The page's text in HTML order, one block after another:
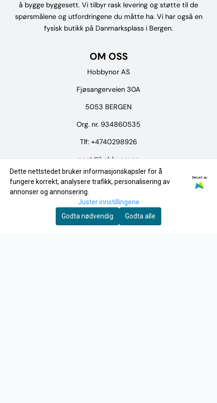
å bygge byggesett. Vi tilbyr rask levering og støtte til de
spørsmålene og utfordringene du måtte ha. Vi har også en
fysisk butikk på Danmarksplass i Bergen.
OM OSS
Hobbynor AS
Fjøsangerveien 30A
5053 BERGEN
Org. nr. 934860535
Tlf: +4740298926
post@hobbynor.no
Meny
Merker
Tilbud
Dette nettstedet bruker informasjonskapsler for å
fungere korrekt, analysere trafikk, personalisering av
annonser og annonsering.
Drevet av
Juster innstillingene
Godta nødvendig
Godta alle